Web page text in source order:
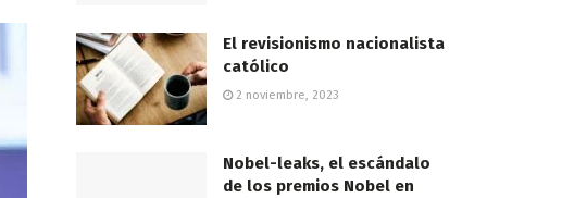
El revisionismo nacionalista
católico
2 noviembre, 2023
Nobel-leaks, el escándalo
de los premios Nobel en